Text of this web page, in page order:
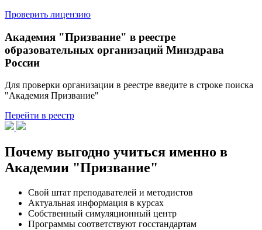
Проверить лицензию
Академия "Призвание" в реестре
образовательных организаций Минздрава
России
Для проверки организации в реестре введите в строке поиска
"Академия Призвание"
Перейти в реестр
Почему выгодно учиться именно в
Академии "Призвание"
Свой штат преподавателей и методистов
Актуальная информация в курсах
Собственный симуляционный центр
Программы соответствуют госстандартам